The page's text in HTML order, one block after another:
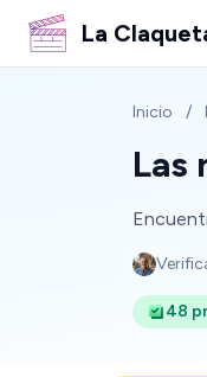
La
Inicio /
Las
48